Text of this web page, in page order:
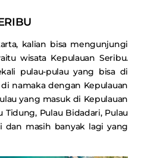
kalian bisa mengunjungi
wisata Kepulauan Seribu.
pulau-pulau yang bisa di
namaka dengan Kepulauan
yang masuk di Kepulauan
Tidung, Pulau Bidadari, Pulau
dan masih banyak lagi yang